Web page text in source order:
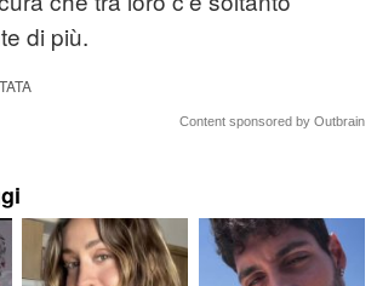
di più.
Content sponsored by Outbrain